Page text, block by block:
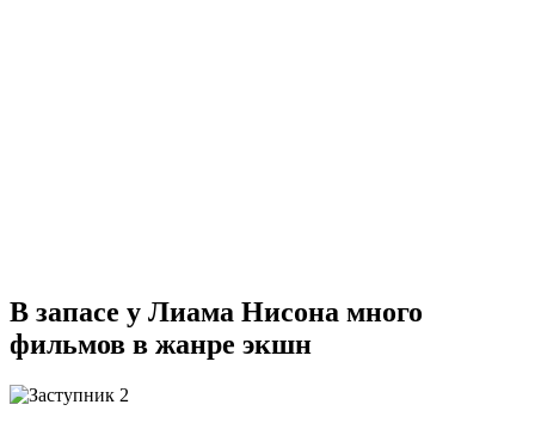
В запасе у Лиама Нисона много
фильмов в жанре экшн